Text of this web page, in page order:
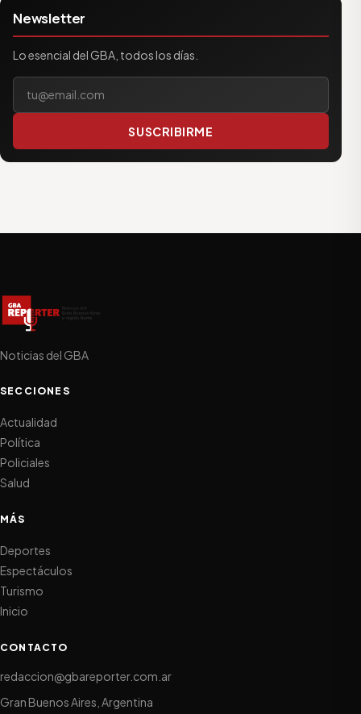
Newsletter
Lo esencial del GBA, todos los días.
Tu correo electrónico
SUSCRIBIRME
Noticias del GBA
SECCIONES
Actualidad
Política
Policiales
Salud
MÁS
Deportes
Espectáculos
Turismo
Inicio
CONTACTO
redaccion@gbareporter.com.ar
Gran Buenos Aires, Argentina